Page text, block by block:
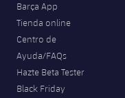
Barça App
Tienda online
Centro de
Ayuda/FAQs
Hazte Beta Tester
Black Friday